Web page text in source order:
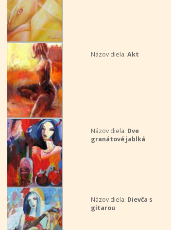
Názov diela: Akt
Názov diela: Dve
granátové jablká
Názov diela: Dievča s
gitarou